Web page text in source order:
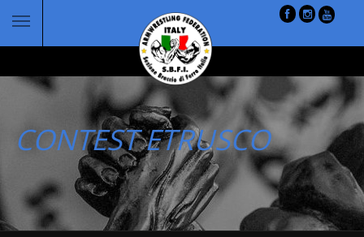
CONTEST ETRUSCO